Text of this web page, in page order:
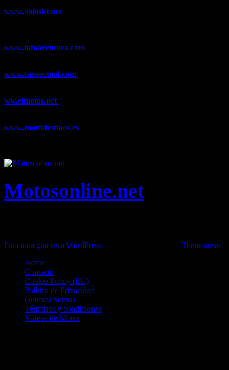
www.Soloski.net
www.infoaventura.com
www.casaactual.com
ww.elmotor.net
www.zoomdestinos.es
Motosonline.net
Funciona gracias a WordPress
Themeansar.
Home
Contacto
Cookie Policy (EU)
Política de Privacidad
Quienes Somos
Términos y condiciones
Vídeos de Motos